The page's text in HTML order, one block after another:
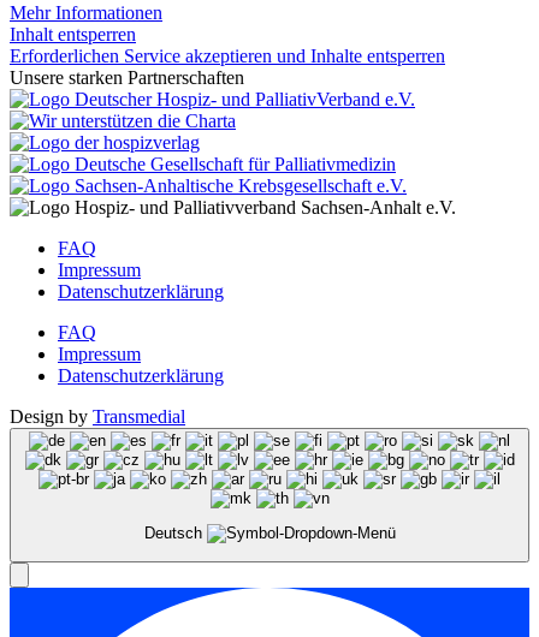
Mehr Informationen
Inhalt entsperren
Erforderlichen Service akzeptieren und Inhalte entsperren
Unsere starken Partnerschaften
FAQ
Impressum
Datenschutzerklärung
FAQ
Impressum
Datenschutzerklärung
Design by Transmedial
Deutsch